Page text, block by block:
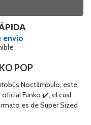
envío
POP
Noctámbulo, este
Funko ✔️, el cual
es de Super Sized